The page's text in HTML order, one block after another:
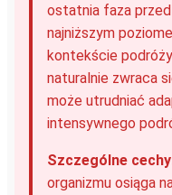
ostatnia faza
najniższym
kontekście
naturalnie zwraca
może utrudniać
intensywnego
Szczególne
organizmu osiąga